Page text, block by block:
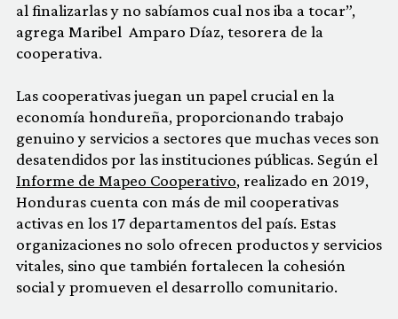
al finalizarlas y no sabíamos cual nos iba a tocar”,
agrega Maribel Amparo Díaz, tesorera de la
cooperativa.
Las cooperativas juegan un papel crucial en la
economía hondureña, proporcionando trabajo
genuino y servicios a sectores que muchas veces son
desatendidos por las instituciones públicas. Según el
Informe de Mapeo Cooperativo, realizado en 2019,
Honduras cuenta con más de mil cooperativas
activas en los 17 departamentos del país. Estas
organizaciones no solo ofrecen productos y servicios
vitales, sino que también fortalecen la cohesión
social y promueven el desarrollo comunitario.